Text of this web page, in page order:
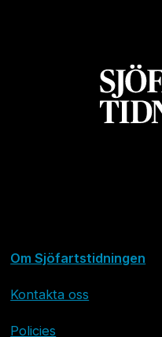
Om Sjöfartstidningen
Kontakta oss
Policies